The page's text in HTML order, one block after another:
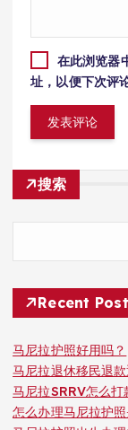
在此浏览器
址，以便下次评
搜索
Recent
马尼拉护照好用吗？
马尼拉退休移民退
马尼拉SRRV怎么打
怎么办理马尼拉护